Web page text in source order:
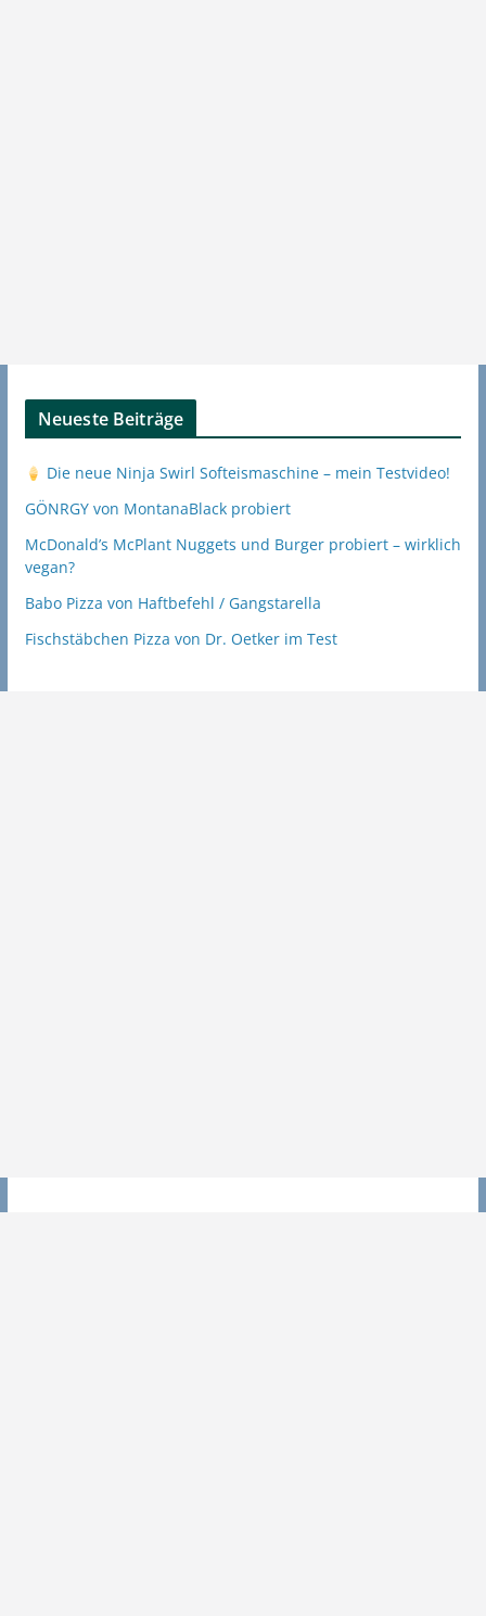
Neueste Beiträge
Die neue Ninja Swirl Softeismaschine – mein Testvideo!
GÖNRGY von MontanaBlack probiert
McDonald’s McPlant Nuggets und Burger probiert – wirklich
vegan?
Babo Pizza von Haftbefehl / Gangstarella
Fischstäbchen Pizza von Dr. Oetker im Test